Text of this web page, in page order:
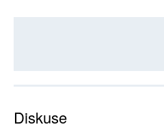
Diskuse